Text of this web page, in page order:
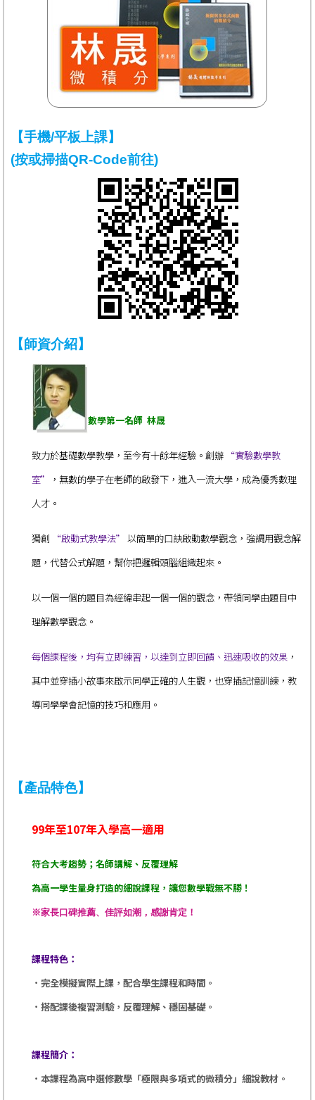
【手機/平板上課】
(按或掃描QR-Code前往)
【師資介紹】
數學第一名師 林晟
致力於基礎數學教學，至今有十餘年經驗。創辦 “實驗數學教
室”
，無數的學子在老師的啟發下，進入一流大學，成為優秀數理
人才。
獨創 “啟動式教學法” 以簡單的口訣啟動數學觀念，強調用觀念解
題，代替公式解題，幫你把邏輯頭腦組織起來。
以一個一個的題目為經緯串起一個一個的觀念，帶領同學由題目中
理解數學觀念。
每個課程後，均有立即練習，以達到立即回饋、迅速吸收的效果 ，
其中並穿插小故事來啟示同學正確的人生觀，也穿插記憶訓練，教
導同學學會記憶的技巧和應用。
【產品特色】
99年至107年入學高一適用
符合大考趨勢；名師講解、反覆理解
為高一學生量身打造的細說課程，讓您數學戰無不勝！
※家長口碑推薦、佳評如潮，感謝肯定！
課程特色：
．完全模擬實際上課，配合學生課程和時間。
．搭配課後複習測驗，反覆理解、穩固基礎。
課程簡介：
． 本課程為高中選修數學 「極限與多項式的微積分」細說教材。